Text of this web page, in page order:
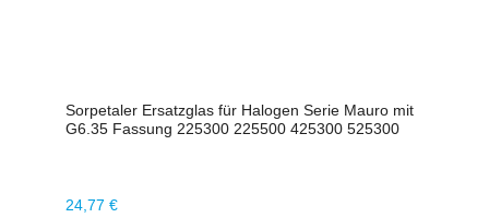
Sorpetaler Ersatzglas für Halogen Serie Mauro mit
G6.35 Fassung 225300 225500 425300 525300
Regulärer Preis:
24,77 €